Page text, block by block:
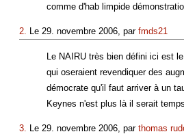
comme d'hab limpide
2. Le 29. novembre 2006, par fmds21
Le NAIRU très bien défini ici est
qui oseraient revendiquer des
démocrate qu'il faut arriver à un
Keynes n'est plus là il serait
3. Le 29. novembre 2006, par thomas